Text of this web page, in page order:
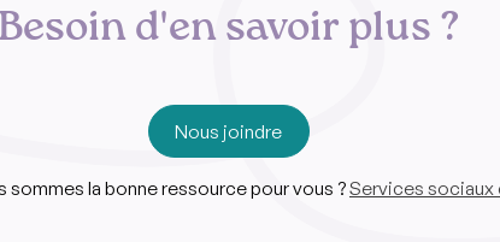
Besoin d'en savoir plus ?
Nous joindre
sommes la bonne ressource pour vous ?Services sociaux